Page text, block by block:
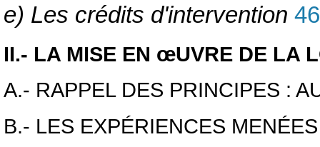
e) Les crédits d'intervention 46
II.- LA MISE EN œUVRE DE LA
A.- RAPPEL DES PRINCIPES :
B.- LES EXPÉRIENCES